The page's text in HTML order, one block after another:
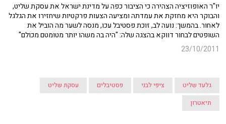
יו"ר האופוזיציה הצהירה כי הציבור כפה על מדינת ישראל את עסקת שליט,
והבוקר היא מחזקת את עמדתה ומציעה הצעות פרקטיות שיחזירו את הגלגל
לאחור. בהמשך: נועה לב, זוכת פסטיבל עכו, מנסה לשער מה הוביל את
השופטים לבחור דווקא בהצגה שלה: "היה בה משהו יותר מטומטם מכולם"
23/10/2011
גלעד שליט ציפי לבני פסטיבלים
עסקת שליט
תיאטרון